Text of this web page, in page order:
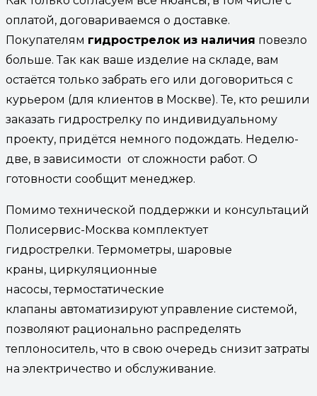
оплатой, договариваемся о доставке.
Покупателям гидрострелок из наличия повезло
больше. Так как ваше изделие на складе, вам
остаётся только забрать его или договориться с
курьером (для клиентов в Москве). Те, кто решили
заказать гидрострелку по индивидуальному
проекту, придётся немного подождать. Неделю-
две, в зависимости от сложности работ. О
готовности сообщит менеджер.
Помимо технической поддержки и консультаций
Полисервис-Москва комплектует
гидрострелки. Термометры, шаровые
краны, циркуляционные
насосы, термостатические
клапаны автоматизируют управление системой,
позволяют рационально распределять
теплоноситель, что в свою очередь снизит затраты
на электричество и обслуживание.